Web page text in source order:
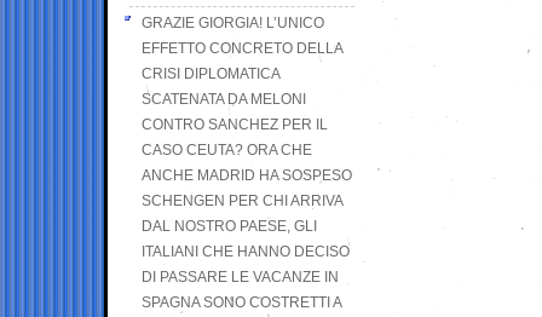
GRAZIE GIORGIA! L’UNICO
EFFETTO CONCRETO DELLA
CRISI DIPLOMATICA
SCATENATA DA MELONI
CONTRO SANCHEZ PER IL
CASO CEUTA? ORA CHE
ANCHE MADRID HA SOSPESO
SCHENGEN PER CHI ARRIVA
DAL NOSTRO PAESE, GLI
ITALIANI CHE HANNO DECISO
DI PASSARE LE VACANZE IN
SPAGNA SONO COSTRETTI A